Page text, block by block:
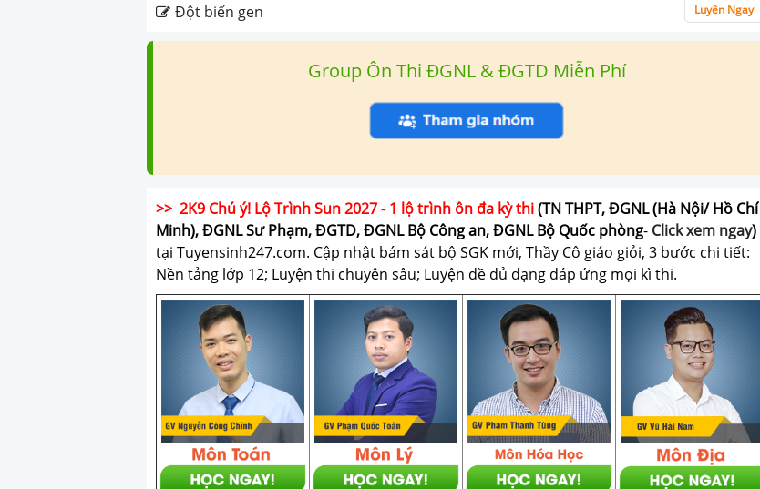
Đột biến gen
Luyện Ngay
Group Ôn Thi ĐGNL & ĐGTD Miễn Phí
>> 2K9 Chú ý! Lộ Trình Sun 2027 - 1 lộ trình ôn đa kỳ thi(TN THPT, ĐGNL (Hà Nội/ Hồ Chí
Minh), ĐGNL Sư Phạm, ĐGTD, ĐGNL Bộ Công an, ĐGNL Bộ Quốc phòng- Click xem ngay)
tại Tuyensinh247.com. Cập nhật bám sát bộ SGK mới, Thầy Cô giáo giỏi, 3 bước chi tiết:
Nền tảng lớp 12; Luyện thi chuyên sâu; Luyện đề đủ dạng đáp ứng mọi kì thi.